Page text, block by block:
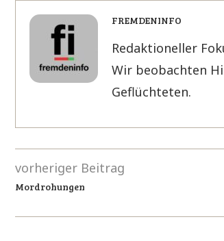
FREMDENINFO
Redaktioneller
Wir beobachten
Geflüchteten.
vorheriger Beitrag
Mordrohungen